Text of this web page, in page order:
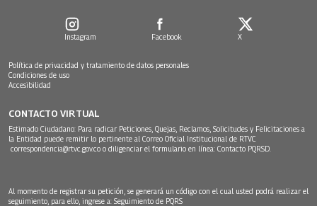
Instagram Facebook X
Política de privacidad y tratamiento de datos personales
Condiciones de uso
Accesibilidad
CONTACTO VIRTUAL
Estimado Ciudadano: Para radicar Peticiones, Quejas, Reclamos, Solicitudes y Felicitaciones a
la Entidad puede remitir lo pertinente al Correo Oficial Institucional de RTVC
correspondencia@rtvc.gov.co o diligenciar el formulario en línea: Contacto PQRSD.
Al momento de registrar su petición, se generará un código con el cual usted podrá realizar el
seguimiento, para ello, ingrese a: Seguimiento de PQRS